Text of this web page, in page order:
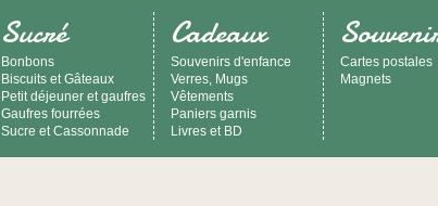
Sucré
Bonbons
Biscuits et Gâteaux
Petit déjeuner et gaufres
Gaufres fourrées
Sucre et Cassonnade
Cadeaux
Souvenirs d'enfance
Verres, Mugs
Vêtements
Paniers garnis
Livres et BD
Cartes postales
Magnets